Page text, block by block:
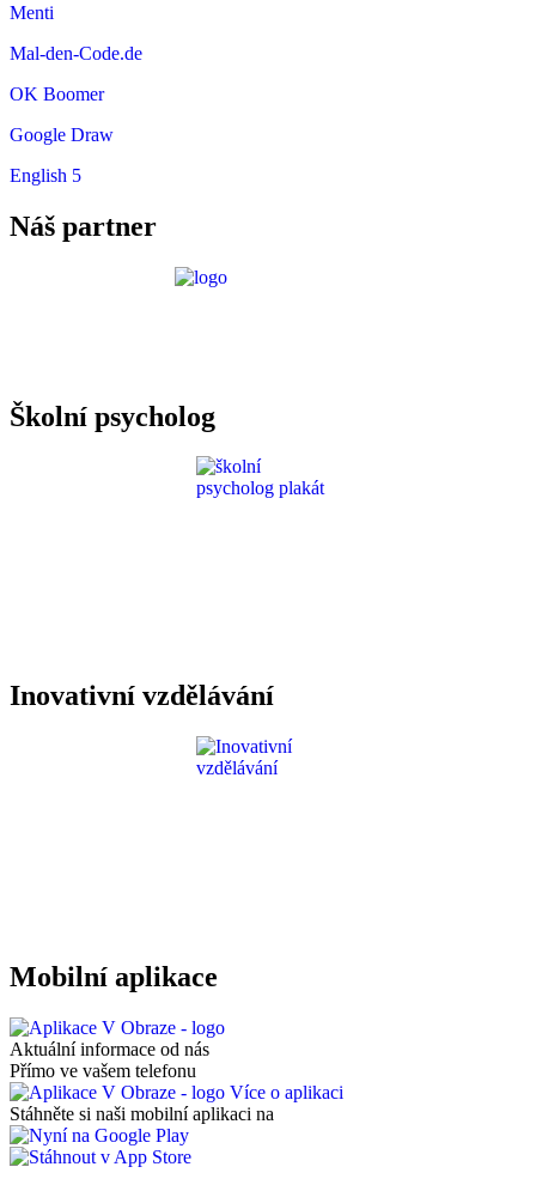
Menti
Mal-den-Code.de
OK Boomer
Google Draw
English 5
Náš partner
Školní psycholog
Inovativní vzdělávání
Mobilní aplikace
Aktuální informace od nás
Přímo ve vašem telefonu
Více o aplikaci
Stáhněte si naši mobilní aplikaci na